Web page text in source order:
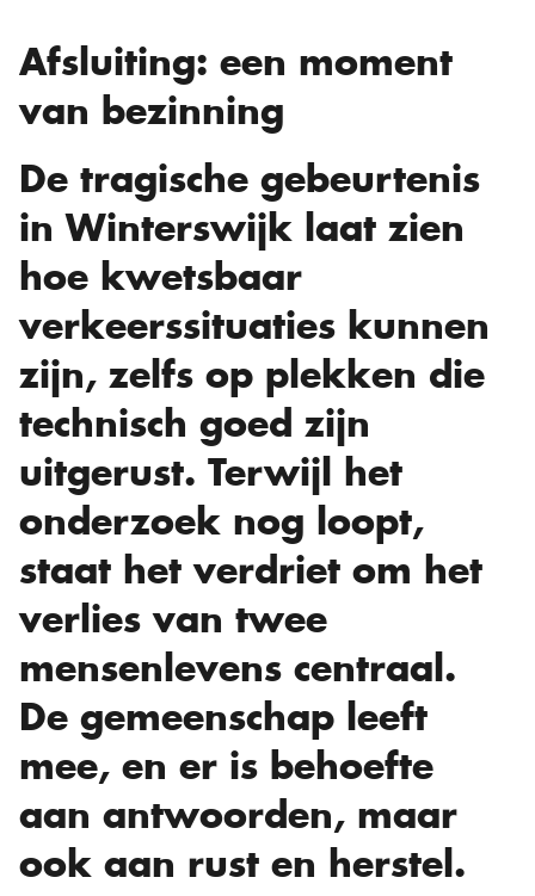
Afsluiting: een moment
van bezinning
De tragische gebeurtenis
in Winterswijk laat zien
hoe kwetsbaar
verkeerssituaties kunnen
zijn, zelfs op plekken die
technisch goed zijn
uitgerust. Terwijl het
onderzoek nog loopt,
staat het verdriet om het
verlies van twee
mensenlevens centraal.
De gemeenschap leeft
mee, en er is behoefte
aan antwoorden, maar
ook aan rust en herstel.